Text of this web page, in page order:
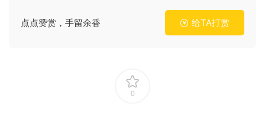
点点赞赏，手留余香 给TA打赏
0